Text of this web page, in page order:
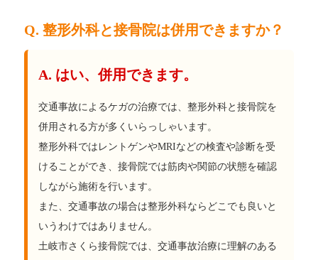
Q. 整形外科と接骨院は併用できますか？
A. はい、併用できます。
交通事故によるケガの治療では、整形外科と接骨院を
併用される方が多くいらっしゃいます。
整形外科ではレントゲンやMRIなどの検査や診断を受
けることができ、接骨院では筋肉や関節の状態を確認
しながら施術を行います。
また、交通事故の場合は整形外科ならどこでも良いと
いうわけではありません。
土岐市さくら接骨院では、交通事故治療に理解のある